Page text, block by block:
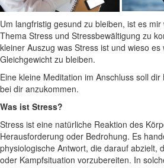
Um langfristig gesund zu bleiben, ist es
Thema Stress und Stressbewältigung zu
kleiner Auszug was Stress ist und wieso es
Gleichgewicht zu bleiben.
Eine kleine Meditation im Anschluss soll
bei dir anzukommen.
Was ist Stress?
Stress ist eine natürliche Reaktion des
Herausforderung oder Bedrohung. Es
physiologische Antwort, die darauf abzielt,
oder Kampfsituation vorzubereiten. In